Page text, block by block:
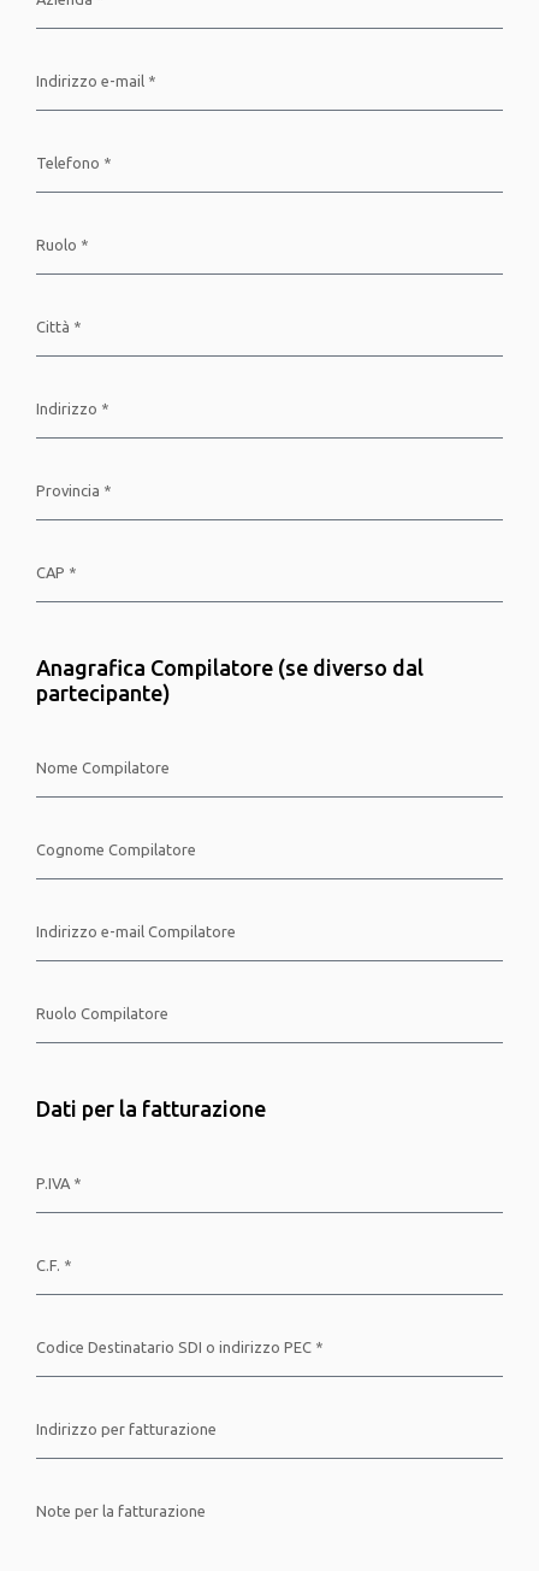
Anagrafica Compilatore (se diverso dal
partecipante)
Dati per la fatturazione